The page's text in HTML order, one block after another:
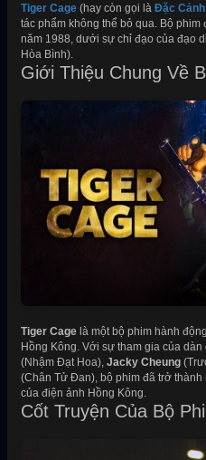
Tiger Cage (hay còn gọi là Đặc
tác phẩm không thể bỏ qua. Bộ
năm 1988, dưới sự chỉ đạo của đạo
Hòa Bình).
Giới Thiệu Chung Về
Tiger Cage là một bộ phim hành
Hồng Kông. Với sự tham gia của
(Nhậm Đạt Hoa), Jacky Cheung
(Chân Tử Đan), bộ phim đã trở
của điện ảnh Hồng Kông.
Cốt Truyện Của Bộ